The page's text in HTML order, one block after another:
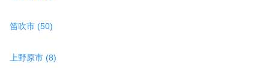
笛吹市 (50)
上野原市 (8)